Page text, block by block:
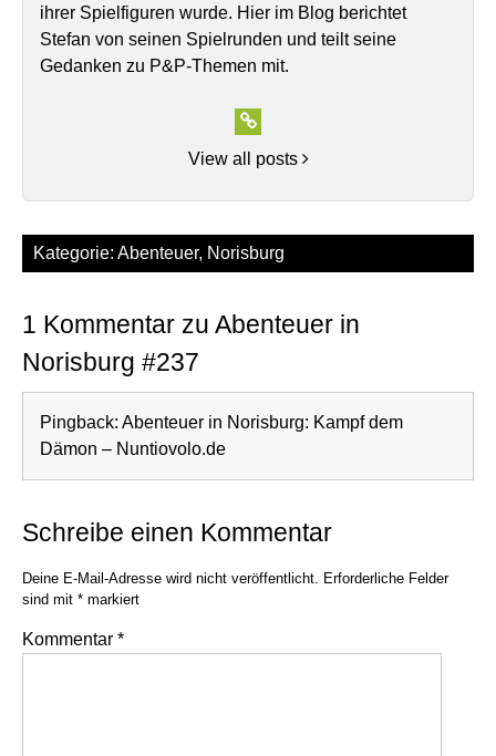
ihrer Spielfiguren wurde. Hier im Blog berichtet
Stefan von seinen Spielrunden und teilt seine
Gedanken zu P&P-Themen mit.
View all posts
Kategorie: Abenteuer, Norisburg
1 Kommentar zu Abenteuer in
Norisburg #237
Pingback: Abenteuer in Norisburg: Kampf dem
Dämon – Nuntiovolo.de
Schreibe einen Kommentar
Deine E-Mail-Adresse wird nicht veröffentlicht. Erforderliche Felder
sind mit * markiert
Kommentar *